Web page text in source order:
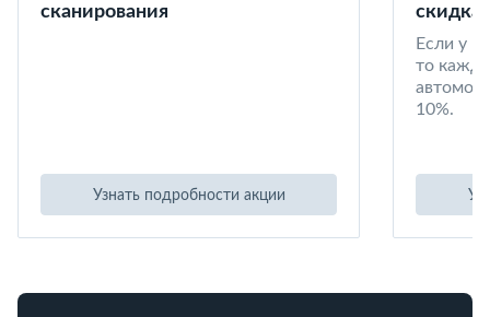
сканирования
Узнать подробности акции
скидка
Если у
то
10%.